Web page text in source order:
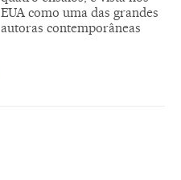
EUA como uma das grandes
autoras contemporâneas